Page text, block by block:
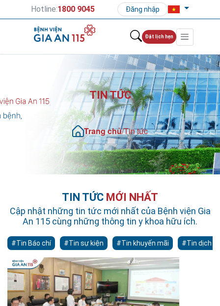
Hotline:1800 9045 Đăng nhập
Đặt lịch hẹn
TIN TỨC
Trang chủ/Tin tức
TIN TỨC MỚI NHẤT
Cập nhật những tin tức mới nhất của Bệnh viện Gia
An 115 cùng những thông tin y khoa hữu ích.
#Tin Báo chí #Tin sự kiện #Tin khuyến mãi #Tin dịch vụ